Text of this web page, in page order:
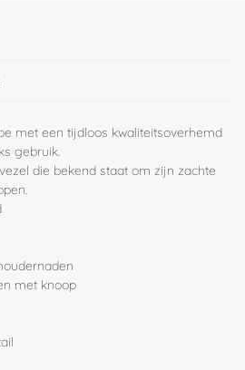
met een tijdloos kwaliteitsoverhemd
gebruik.
die bekend staat om zijn zachte
met knoop